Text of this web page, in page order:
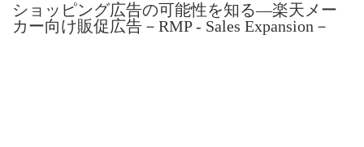
ショッピング広告の可能性を知る―楽天メー
カー向け販促広告－RMP - Sales Expansion－